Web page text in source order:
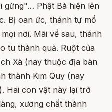
gừng"… Phật Bà hiện lên
Bị oan ức, thánh tự mổ
nơi. Mãi về sau, thánh
tu thành quả. Ruột của
Xà (nay thuộc địa bàn
thành Kim Quy (nay
Hai con vật này lại trở
xương chất thành